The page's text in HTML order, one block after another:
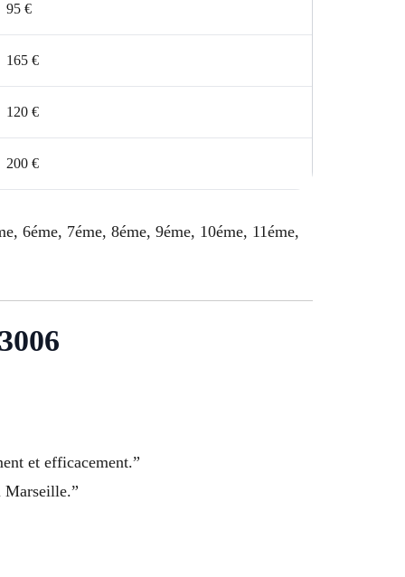
95 €
165 €
120 €
200 €
6éme, 7éme, 8éme, 9éme, 10éme, 11éme,
et efficacement.”
Marseille.”